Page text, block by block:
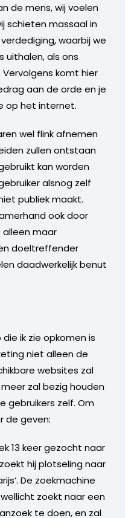
de mens, wij voelen
schieten massaal in
waarbij we
uithalen, als ons
komt hier
aan de orde en je
op het internet.
wel flink afnemen
zullen ontstaan
kan worden
alsnog zelf
publiek maakt.
ook door
maar
doeltreffender
daadwerkelijk benut
ik zie opkomen is
niet alleen de
websites zal
zal bezig houden
gebruikers zelf. Om
de geven:
13 keer gezocht naar
hij plotseling naar
De zoekmachine
zoekt naar een
te doen, en zal